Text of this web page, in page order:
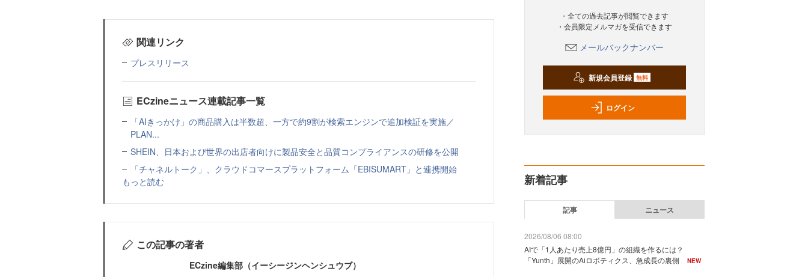
関連リンク
プレスリリース
ECzineニュース連載記事一覧
「AIきっかけ」の商品購入は半数超、一方で約9割が検索エンジンで追加検証を実施／
PLAN...
SHEIN、日本および世界の出店者向けに製品安全と品質コンプライアンスの研修を公開
「チャネルトーク」、クラウドコマースプラットフォーム「EBISUMART」と連携開始
もっと読む
この記事の著者
ECzine編集部（イーシージンヘンシュウブ）
・全ての過去記事が閲覧できます
・会員限定メルマガを受信できます
メールバックナンバー
新規会員登録 無料
ログイン
新着記事
記事 ニュース
2026/08/06 08:00
AIで「1人あたり売上8億円」の組織を作るには？
「Yunth」展開のAiロボティクス、急成長の裏側
NEW